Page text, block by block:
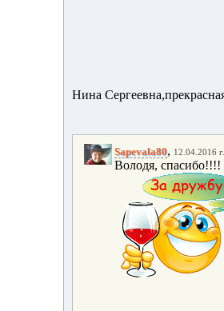
Нина
Sapevala80, 12.04.2016
Володя,